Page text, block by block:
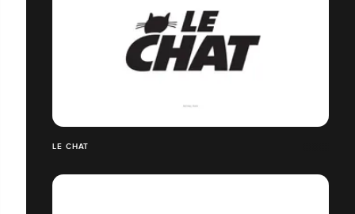
LE CHAT